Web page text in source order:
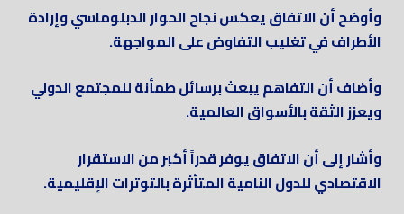
وأوضح أن الاتفاق يعكس نجاح الحوار الدبلوماسي وإرادة
الأطراف في تغليب التفاوض على المواجهة.
وأضاف أن التفاهم يبعث برسائل طمأنة للمجتمع الدولي
ويعزز الثقة بالأسواق العالمية.
وأشار إلى أن الاتفاق يوفر قدراً أكبر من الاستقرار
الاقتصادي للدول النامية المتأثرة بالتوترات الإقليمية.